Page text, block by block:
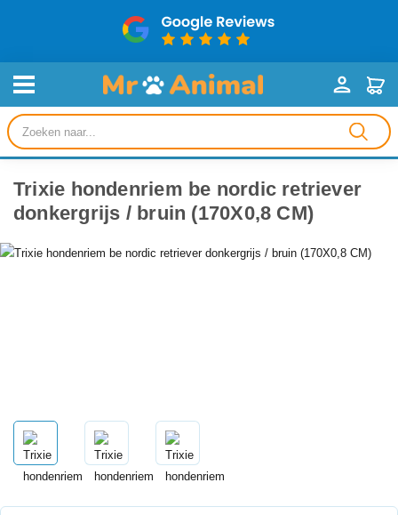
Producten
zoeken
Trixie hondenriem be nordic retriever
donkergrijs / bruin (170X0,8 CM)